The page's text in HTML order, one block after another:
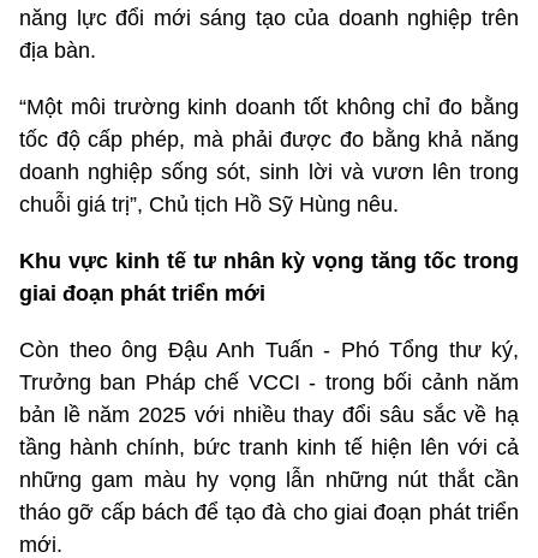
năng lực đổi mới sáng tạo của doanh nghiệp trên
địa bàn.
“Một môi trường kinh doanh tốt không chỉ đo bằng
tốc độ cấp phép, mà phải được đo bằng khả năng
doanh nghiệp sống sót, sinh lời và vươn lên trong
chuỗi giá trị”, Chủ tịch Hồ Sỹ Hùng nêu.
Khu vực kinh tế tư nhân kỳ vọng tăng tốc trong
giai đoạn phát triển mới
Còn theo ông Đậu Anh Tuấn - Phó Tổng thư ký,
Trưởng ban Pháp chế VCCI - trong bối cảnh năm
bản lề năm 2025 với nhiều thay đổi sâu sắc về hạ
tầng hành chính, bức tranh kinh tế hiện lên với cả
những gam màu hy vọng lẫn những nút thắt cần
tháo gỡ cấp bách để tạo đà cho giai đoạn phát triển
mới.